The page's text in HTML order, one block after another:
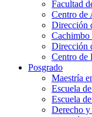
Facultad
Centro de
Dirección
Dirección
Centro de
Posgrado
Maestría
Escuela
Escuela
Derecho y